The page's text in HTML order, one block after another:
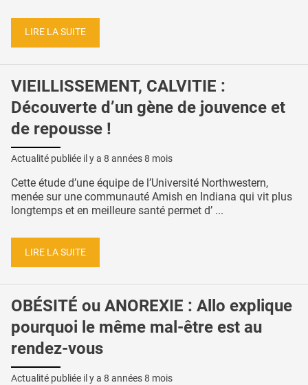
LIRE LA SUITE
VIEILLISSEMENT, CALVITIE :
Découverte d’un gène de jouvence et
de repousse !
Actualité publiée il y a 8 années 8 mois
Cette étude d’une équipe de l’Université Northwestern,
menée sur une communauté Amish en Indiana qui vit plus
longtemps et en meilleure santé permet d’ ...
LIRE LA SUITE
OBÉSITÉ ou ANOREXIE : Allo explique
pourquoi le même mal-être est au
rendez-vous
Actualité publiée il y a 8 années 8 mois